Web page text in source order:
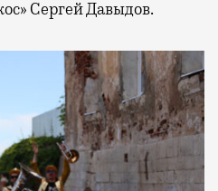
Сергей Давыдов.